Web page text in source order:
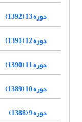
دوره 13 (1392)
دوره 12 (1391)
دوره 11 (1390)
دوره 10 (1389)
دوره 9 (1388)